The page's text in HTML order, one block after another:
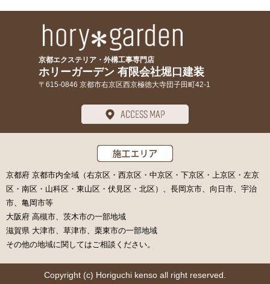
京都エクステリア・外構工事専門店
ホリーガーデン 有限会社堀口建装
〒615-0846 京都市右京区西京極徳大寺団子田町42-1
京都府 京都市内全域（右京区・西京区・中京区・下京区・上京区・左京
区・南区・山科区・東山区・伏見区・北区）、長岡京市、向日市、宇治
市、亀岡市等
大阪府 高槻市、茨木市の一部地域
滋賀県 大津市、草津市、栗東市の一部地域
その他の地域に関してはご相談ください。
Copyright (c) Horiguchi kenso all right reserved.